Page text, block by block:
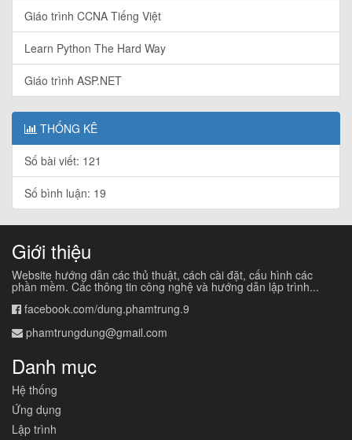
Giáo trình CCNA Tiếng Việt
Learn Python The Hard Way
Giáo trình ASP.NET
THỐNG KÊ
Số bài viết: 121
Số bình luận: 19
Giới thiệu
Website hướng dẫn các thủ thuật, cách cài đặt, cấu hình các
phần mềm. Các thông tin công nghệ và hướng dẫn lập trình...
facebook.com/dung.phamtrung.9
phamtrungdung@gmail.com
Danh mục
Hệ thống
Ứng dụng
Lập trình